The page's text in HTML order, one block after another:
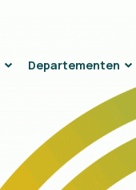
Departementen